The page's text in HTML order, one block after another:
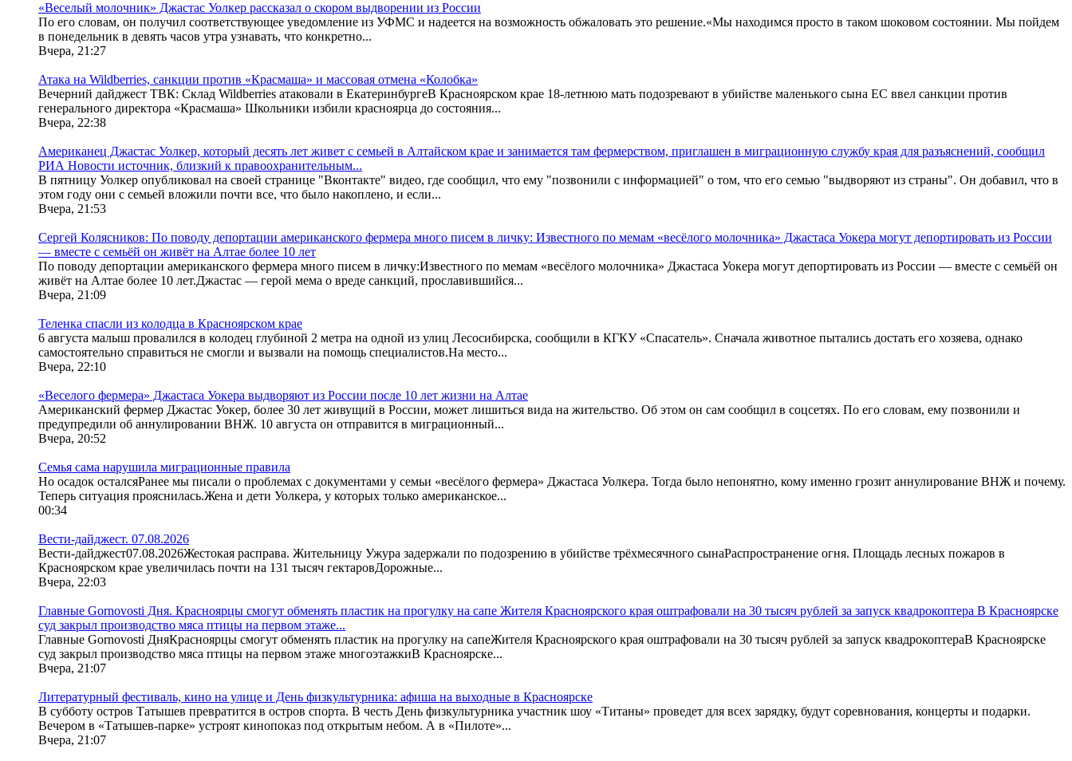
«Веселый молочник» Джастас Уолкер рассказал о скором выдворении из России
По его словам, он получил соответствующее уведомление из УФМС и надеется на возможность обжаловать это решение.«Мы находимся просто в таком шоковом состоянии. Мы пойдем
в понедельник в девять часов утра узнавать, что конкретно...
Вчера, 21:27
Атака на Wildberries, санкции против «Красмаша» и массовая отмена «Колобка»
Вечерний дайджест ТВК: Cклад Wildberries атаковали в ЕкатеринбургеВ Красноярском крае 18-летнюю мать подозревают в убийстве маленького сына ЕС ввел санкции против
генерального директора «Красмаша» Школьники избили красноярца до состояния...
Вчера, 22:38
Американец Джастас Уолкер, который десять лет живет с семьей в Алтайском крае и занимается там фермерством, приглашен в миграционную службу края для разъяснений, сообщил
РИА Новости источник, близкий к правоохранительным...
В пятницу Уолкер опубликовал на своей странице "Вконтакте" видео, где сообщил, что ему "позвонили с информацией" о том, что его семью "выдворяют из страны". Он добавил, что в
этом году они с семьей вложили почти все, что было накоплено, и если...
Вчера, 21:53
Сергей Колясников: По поводу депортации американского фермера много писем в личку: Известного по мемам «весёлого молочника» Джастаса Уокера могут депортировать из России
— вместе с семьёй он живёт на Алтае более 10 лет
По поводу депортации американского фермера много писем в личку:Известного по мемам «весёлого молочника» Джастаса Уокера могут депортировать из России — вместе с семьёй он
живёт на Алтае более 10 лет.Джастас — герой мема о вреде санкций, прославившийся...
Вчера, 21:09
Теленка спасли из колодца в Красноярском крае
6 августа малыш провалился в колодец глубиной 2 метра на одной из улиц Лесосибирска, сообщили в КГКУ «Спасатель». Сначала животное пытались достать его хозяева, однако
самостоятельно справиться не смогли и вызвали на помощь специалистов.На место...
Вчера, 22:10
«Веселого фермера» Джастаса Уокера выдворяют из России после 10 лет жизни на Алтае
Американский фермер Джастас Уокер, более 30 лет живущий в России, может лишиться вида на жительство. Об этом он сам сообщил в соцсетях. По его словам, ему позвонили и
предупредили об аннулировании ВНЖ. 10 августа он отправится в миграционный...
Вчера, 20:52
Семья сама нарушила миграционные правила
Но осадок осталсяРанее мы писали о проблемах с документами у семьи «весёлого фермера» Джастаса Уолкера. Тогда было непонятно, кому именно грозит аннулирование ВНЖ и почему.
Теперь ситуация прояснилась.Жена и дети Уолкера, у которых только американское...
00:34
Вести-дайджест. 07.08.2026
Вести-дайджест07.08.2026Жестокая расправа. Жительницу Ужура задержали по подозрению в убийстве трёхмесячного сынаРаспространение огня. Площадь лесных пожаров в
Красноярском крае увеличилась почти на 131 тысяч гектаровДорожные...
Вчера, 22:03
Главные Gornovosti Дня. Красноярцы смогут обменять пластик на прогулку на сапе Жителя Красноярского края оштрафовали на 30 тысяч рублей за запуск квадрокоптера В Красноярске
суд закрыл производство мяса птицы на первом этаже...
Главные Gornovosti ДняКрасноярцы смогут обменять пластик на прогулку на сапеЖителя Красноярского края оштрафовали на 30 тысяч рублей за запуск квадрокоптераВ Красноярске
суд закрыл производство мяса птицы на первом этаже многоэтажкиВ Красноярске...
Вчера, 21:07
Литературный фестиваль, кино на улице и День физкультурника: афиша на выходные в Красноярске
В субботу остров Татышев превратится в остров спорта. В честь День физкультурника участник шоу «Титаны» проведет для всех зарядку, будут соревнования, концерты и подарки.
Вечером в «Татышев-парке» устроят кинопоказ под открытым небом. А в «Пилоте»...
Вчера, 21:07